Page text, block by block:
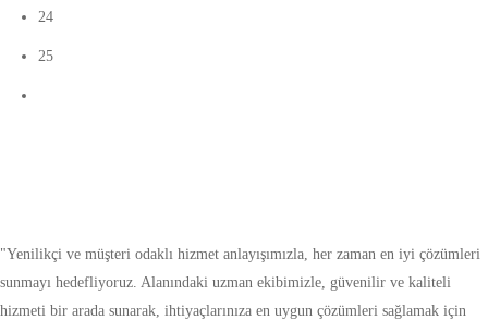
24
25
"Yenilikçi ve müşteri odaklı hizmet anlayışımızla, her zaman en iyi çözümleri
sunmayı hedefliyoruz. Alanındaki uzman ekibimizle, güvenilir ve kaliteli
hizmeti bir arada sunarak, ihtiyaçlarınıza en uygun çözümleri sağlamak için